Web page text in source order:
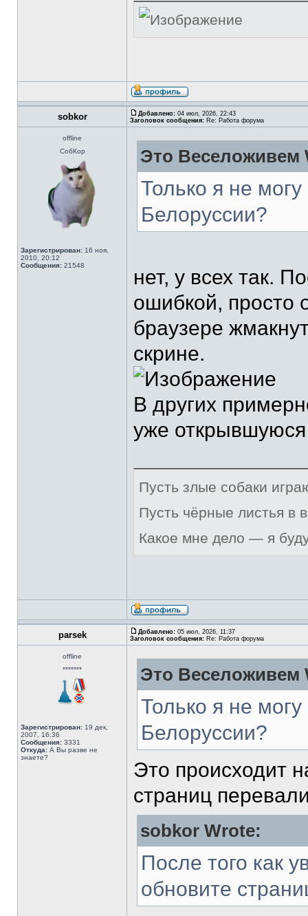
sobkor Добавлено: 04 июл, 2026, 22:43
Заголовок сообщения: Re: Работа форума
offline
СобКор
Зарегистрирован: 16 ноя,
2010, 20:12
Сообщения: 21548
Это Веселоживем
Только я не
Белоруссии?
нет, у всех так.
ошибкой, просто
браузере
скрине.
В других
уже
Пусть злые собаки
Пусть чёрные листья в
Какое мне дело — я
parsek Добавлено: 05 июл, 2026, 11:37
Заголовок сообщения: Re: Работа форума
offline
*******
Зарегистрирован: 19 дек,
2007, 16:36
Сообщения: 3331
Откуда: А Вы разве не
знаете?
Это Веселоживем
Только я не
Белоруссии?
Это происходит
страниц
sobkor Wrote:
После того как
обновите